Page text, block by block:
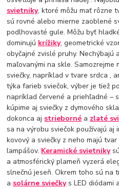
svietniky, ktoré môžu mať rôzne
sú rovné alebo mierne zaoblené
podlhovasté gule. Môžu byť
dominujú krížiky, geometrické
obyčajné zvislé pruhy. Nechýbajú
maľovanými na skle. Samozrejme
sviečky, napríklad v tvare srdca ,
týka farieb sviečok, výber je tiež
napríklad červené a priehľadné –
kúpime aj sviečky z dymového
dokonca aj strieborné a zlaté
sa na výrobu sviečok používajú aj
kovový a sviečky z neho majú
lampášov. Keramické svietniky
a atmosférický plameň vyzerá
slnečnú jeseň. Okrem toho sú na
a solárne sviečkys LED diódami